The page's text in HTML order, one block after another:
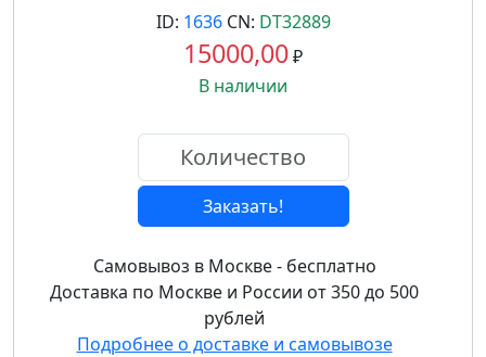
ID: 1636CN: DT32889
15000,00₽
В наличии
Заказать!
Самовывоз в Москве - бесплатно
Доставка по Москве и России от 350 до 500
рублей
Подробнее о доставке и самовывозе